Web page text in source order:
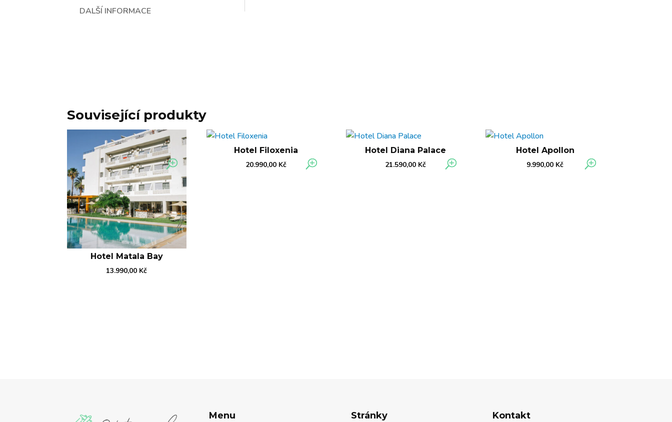
DALŠÍ INFORMACE
Související produkty
Hotel Matala Bay
13.990,00 Kč
Hotel Filoxenia
20.990,00 Kč
Hotel Diana Palace
21.590,00 Kč
Hotel Apollon
9.990,00 Kč
Menu
Stránky
Kontakt